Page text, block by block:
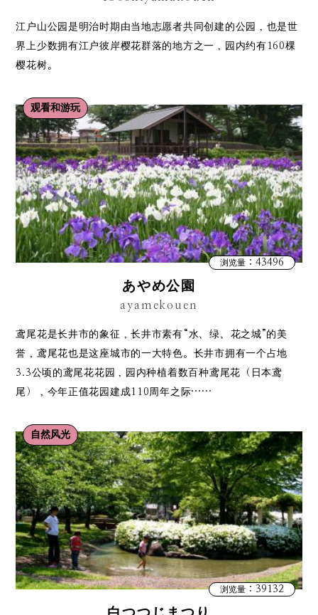
江户山公园是明治时期由当地志愿者共同创建的公园，也是世
界上少数拥有江户彼岸樱花群落的地方之一，园内约有160棵
樱花树。
观看和游玩
浏览量：43496
あやめ公園
ayamekouen
鸢尾花是长井市的象征，长井市素有“水、绿、花之城”的美
誉，鸢尾花也是这座城市的一大特色。长井市拥有一个占地
3.3公顷的鸢尾花花园，园内种植着数百种鸢尾花（日本鸢
尾），今年正值花园建成110周年之际……
自然风光
浏览量：39132